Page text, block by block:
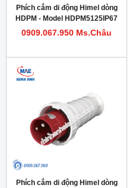
Phích cắm di động Himel dòng
HDPM - Model HDPM5125IP67
0909.067.950 Ms.Châu
Phích cắm di động Himel dòng